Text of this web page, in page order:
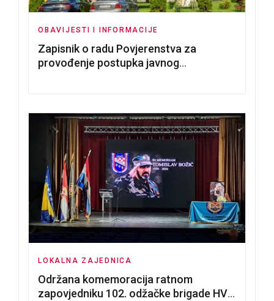
OBAVIJESTI I INFORMACIJE
Zapisnik o radu Povjerenstva za
provođenje postupka javnog
LOKALNA ZAJEDNICA
Održana komemoracija ratnom
zapovjedniku 102. odžačke brigade HVO